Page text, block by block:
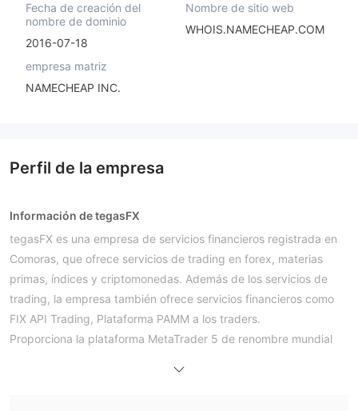
Fecha de creación del
nombre de dominio
2016-07-18
Nombre de sitio web
WHOIS.NAMECHEAP.COM
empresa matriz
NAMECHEAP INC.
Perfil de la empresa
Información de tegasFX
tegasFX es una empresa de servicios financieros registrada en
Comoras, que ofrece servicios de trading en forex, materias
primas, índices y criptomonedas. Además de los servicios de
trading, la empresa también ofrece servicios financieros como
FIX API Trading, Plataforma PAMM a los traders.
Proporciona la plataforma MetaTrader 5 de renombre mundial